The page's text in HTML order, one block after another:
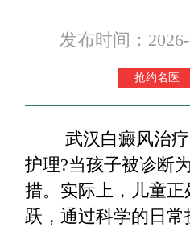
发布时间：
抢约名医
武汉白癜风治疗
护理?当孩子被诊断
措。实际上，儿童
跃，通过科学的日